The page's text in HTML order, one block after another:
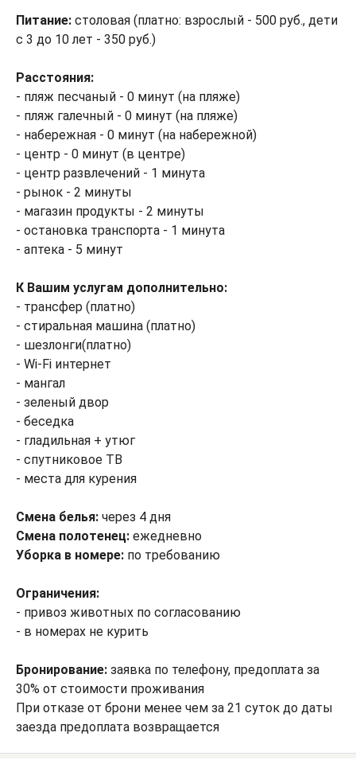
Питание: столовая (платно: взрослый - 500 руб., дети
с 3 до 10 лет - 350 руб.)
Расстояния:
- пляж песчаный - 0 минут (на пляже)
- пляж галечный - 0 минут (на пляже)
- набережная - 0 минут (на набережной)
- центр - 0 минут (в центре)
- центр развлечений - 1 минута
- рынок - 2 минуты
- магазин продукты - 2 минуты
- остановка транспорта - 1 минута
- аптека - 5 минут
К Вашим услугам дополнительно:
- трансфер (платно)
- стиральная машина (платно)
- шезлонги(платно)
- Wi-Fi интернет
- мангал
- зеленый двор
- беседка
- гладильная + утюг
- спутниковое ТВ
- места для курения
Смена белья: через 4 дня
Смена полотенец: ежедневно
Уборка в номере: по требованию
Ограничения:
- привоз животных по согласованию
- в номерах не курить
Бронирование: заявка по телефону, предоплата за
30% от стоимости проживания
При отказе от брони менее чем за 21 суток до даты
заезда предоплата возвращается